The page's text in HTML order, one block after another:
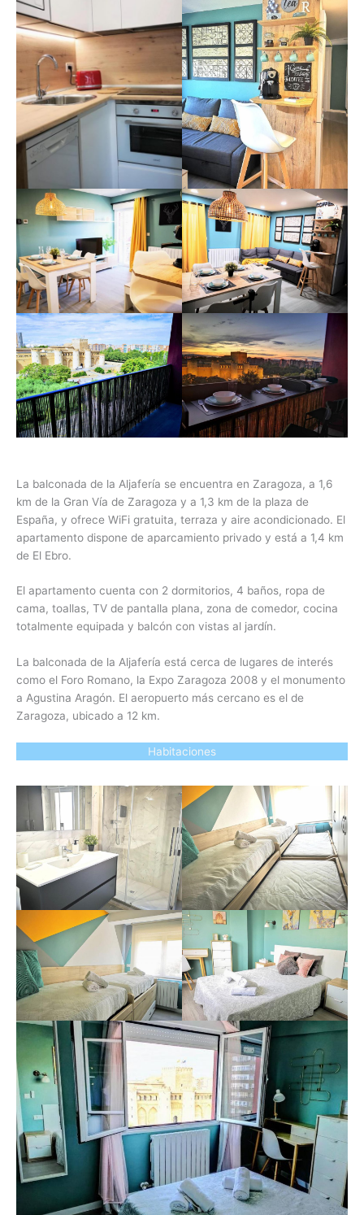
La balconada de la Aljafería se encuentra en Zaragoza, a 1,6
km de la Gran Vía de Zaragoza y a 1,3 km de la plaza de
España, y ofrece WiFi gratuita, terraza y aire acondicionado. El
apartamento dispone de aparcamiento privado y está a 1,4 km
de El Ebro.
El apartamento cuenta con 2 dormitorios, 4 baños, ropa de
cama, toallas, TV de pantalla plana, zona de comedor, cocina
totalmente equipada y balcón con vistas al jardín.
La balconada de la Aljafería está cerca de lugares de interés
como el Foro Romano, la Expo Zaragoza 2008 y el monumento
a Agustina Aragón. El aeropuerto más cercano es el de
Zaragoza, ubicado a 12 km.
Habitaciones